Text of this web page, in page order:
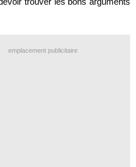
emplacement publicitaire